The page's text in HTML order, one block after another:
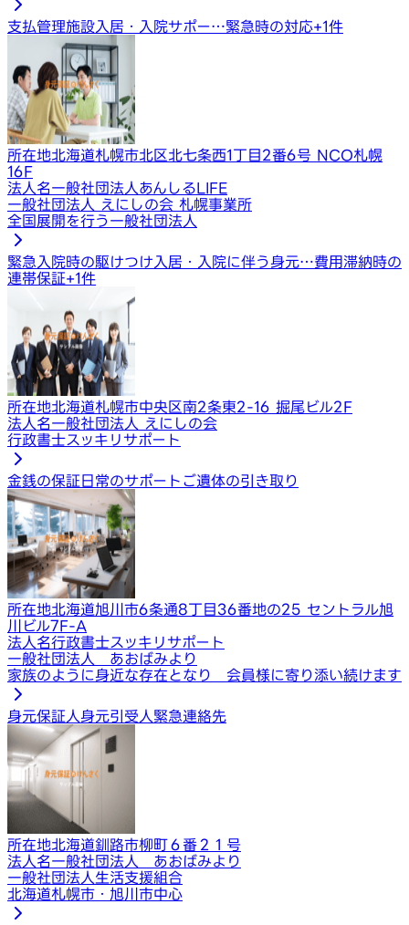
支払管理施設入居・入院サポー…緊急時の対応+1件
所在地北海道札幌市北区北七条西1丁目2番6号 NCO札幌
16F
法人名一般社団法人あんしるLIFE
一般社団法人 えにしの会 札幌事業所
全国展開を行う一般社団法人
緊急入院時の駆けつけ 入居・入院に伴う身元…費用滞納時の
連帯保証+1件
所在地北海道札幌市中央区南2条東2-16 掘尾ビル2F
法人名一般社団法人 えにしの会
行政書士スッキリサポート
金銭の保証日常のサポート ご遺体の引き取り
所在地北海道旭川市6条通8丁目36番地の25 セントラル旭
川ビル7F-A
法人名行政書士スッキリサポート
一般社団法人 あおばみより
家族のように身近な存在となり 会員様に寄り添い続けます
身元保証人身元引受人緊急連絡先
所在地北海道釧路市柳町６番２１号
法人名一般社団法人 あおばみより
一般社団法人生活支援組合
北海道札幌市・旭川市中心